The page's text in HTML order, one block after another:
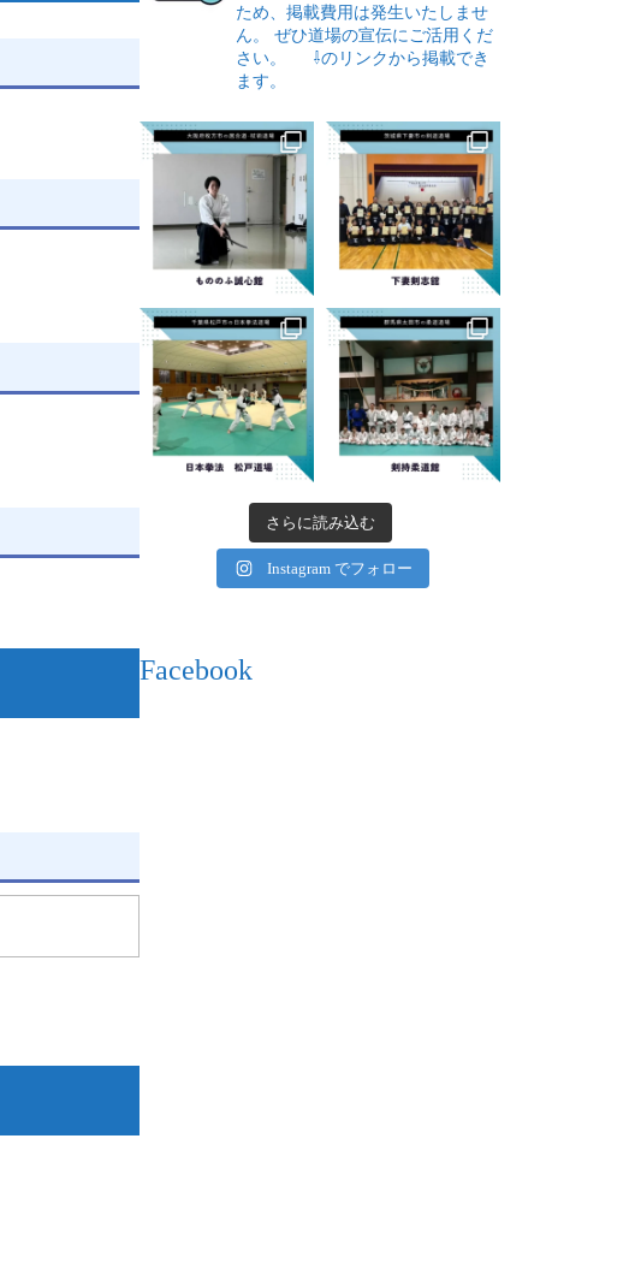
ため、掲載費用は発生いたしませ
ん。
ぜひ道場の宣伝にご活用くだ
さい。
⇩のリンクから掲載でき
ます。
さらに読み込む
Instagram でフォロー
Facebook